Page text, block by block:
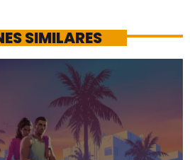
SIMILARES